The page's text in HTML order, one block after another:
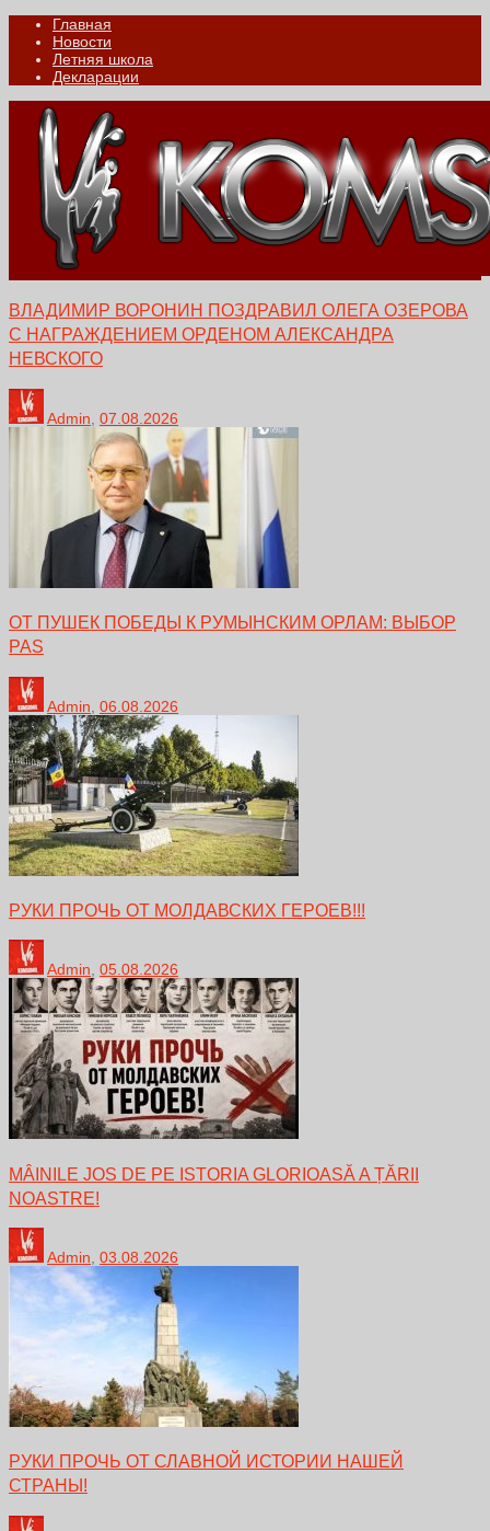
Главная
Новости
Летняя школа
Декларации
ВЛАДИМИР ВОРОНИН ПОЗДРАВИЛ ОЛЕГА ОЗЕРОВА
С НАГРАЖДЕНИЕМ ОРДЕНОМ АЛЕКСАНДРА
НЕВСКОГО
Admin 07.08.2026
ОТ ПУШЕК ПОБЕДЫ К РУМЫНСКИМ ОРЛАМ: ВЫБОР
PAS
Admin 06.08.2026
РУКИ ПРОЧЬ ОТ МОЛДАВСКИХ ГЕРОЕВ!!!
Admin, 05.08.2026
MÂINILE JOS DE PE ISTORIA GLORIOASĂ A ȚĂRII
NOASTRE!
Admin 03.08.2026
РУКИ ПРОЧЬ ОТ СЛАВНОЙ ИСТОРИИ НАШЕЙ
СТРАНЫ!